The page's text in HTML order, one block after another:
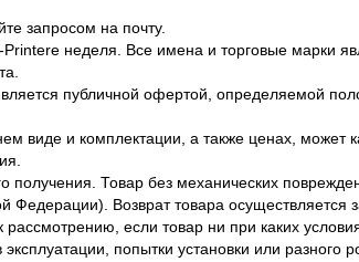
запросом на почту.
неделя. Все имена и торговые марки
публичной офертой, определяемой
виде и комплектации, а также ценах, может
получения. Товар без механических
Федерации). Возврат товара осуществляется
если товар ни при каких
попытки установки или разного